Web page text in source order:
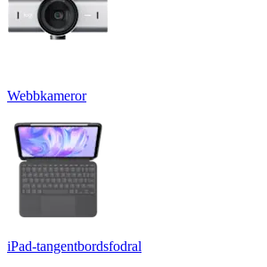
Webbkameror
iPad-tangentbordsfodral